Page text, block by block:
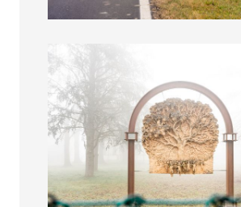
Opera artistica entrata della frazione